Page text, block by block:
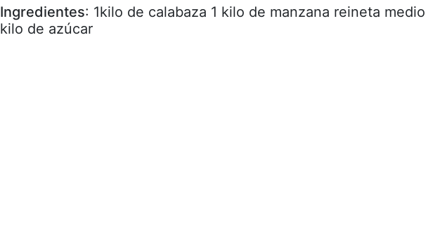
Ingredientes: 1kilo de calabaza 1 kilo de manzana reineta medio
kilo de azúcar